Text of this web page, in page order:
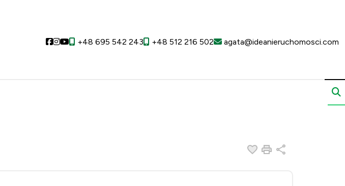
Social link
Social link
Social link
+48 695 542 243 +48 512 216 502 agata@ideanieruchomosci.com
Dodaj do ulubionych
Drukuj